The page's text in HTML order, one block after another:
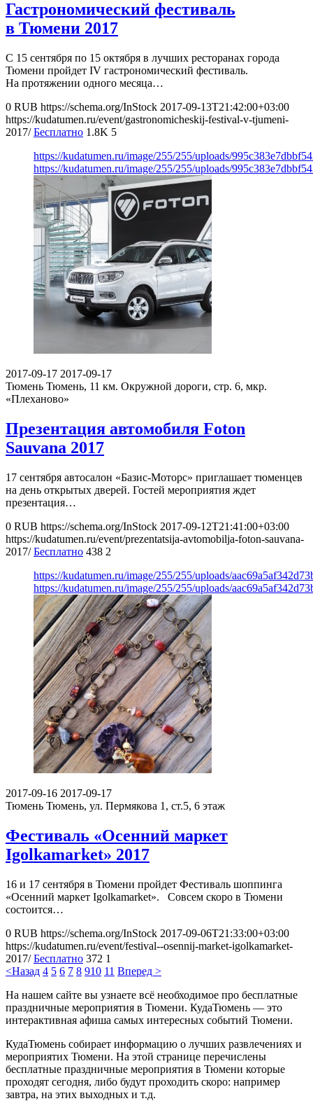
Гастрономический фестиваль
в Тюмени 2017
С 15 сентября по 15 октября в лучших ресторанах города
Тюмени пройдет IV гастрономический фестиваль.
На протяжении одного месяца…
0 RUB https://schema.org/InStock 2017-09-13T21:42:00+03:00
https://kudatumen.ru/event/gastronomicheskij-festival-v-tjumeni-
2017/ Бесплатно 1.8K 5
https://kudatumen.ru/image/255/255/uploads/
https://kudatumen.ru/image/255/255/uploads/
2017-09-17 2017-09-17
Тюмень Тюмень, 11 км. Окружной дороги, стр. 6, мкр.
«Плеханово»
Презентация автомобиля Foton
Sauvana 2017
17 сентября автосалон «Базис-Моторс» приглашает тюменцев
на день открытых дверей. Гостей мероприятия ждет
презентация…
0 RUB https://schema.org/InStock 2017-09-12T21:41:00+03:00
https://kudatumen.ru/event/prezentatsija-avtomobilja-foton-sauvana-
2017/ Бесплатно 438 2
https://kudatumen.ru/image/255/255/uploads/
https://kudatumen.ru/image/255/255/uploads/
2017-09-16 2017-09-17
Тюмень Тюмень, ул. Пермякова 1, ст.5, 6 этаж
Фестиваль «Осенний маркет
Igolkamarket» 2017
16 и 17 сентября в Тюмени пройдет Фестиваль шоппинга
«Осенний маркет Igolkamarket». Совсем скоро в Тюмени
состоится…
0 RUB https://schema.org/InStock 2017-09-06T21:33:00+03:00
https://kudatumen.ru/event/festival--osennij-market-igolkamarket-
2017/ Бесплатно 372 1
<Назад 4 5 6 7 8 910 11 Вперед >
На нашем сайте вы узнаете всё необходимое про бесплатные
праздничные мероприятия в Тюмени. КудаТюмень — это
интерактивная афиша самых интересных событий Тюмени.
КудаТюмень собирает информацию о лучших развлечениях и
мероприятих Тюмени. На этой странице перечислены
бесплатные праздничные мероприятия в Тюмени которые
проходят сегодня, либо будут проходить скоро: например
завтра, на этих выходных и т.д.